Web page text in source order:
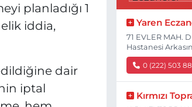
planladığı 1
iddia,
dair
iptal
Yaren
71 EVLER MAH.
Hastanesi
0 (222) 503
Kırmızı